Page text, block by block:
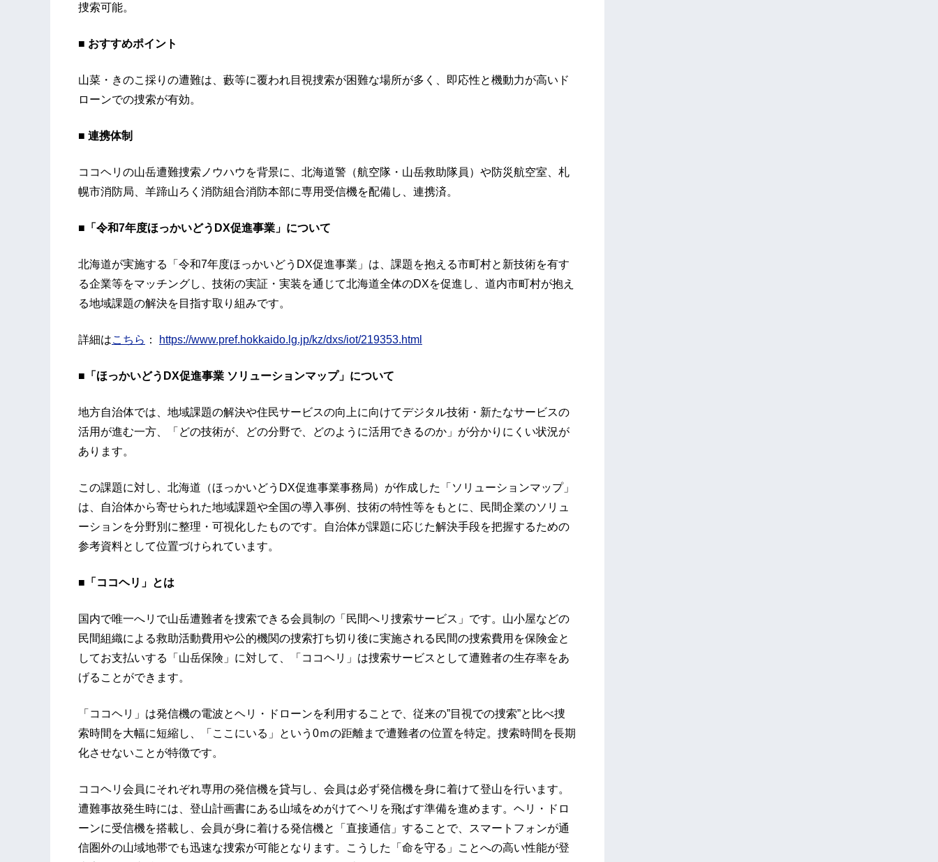
捜索可能。
■ おすすめポイント
山菜・きのこ採りの遭難は、藪等に覆われ目視捜索が困難な場所が多く、即応性と機動力が高いド
ローンでの捜索が有効。
■ 連携体制
ココヘリの山岳遭難捜索ノウハウを背景に、北海道警（航空隊・山岳救助隊員）や防災航空室、札
幌市消防局、羊蹄山ろく消防組合消防本部に専用受信機を配備し、連携済。
■「令和7年度ほっかいどうDX促進事業」について
北海道が実施する「令和7年度ほっかいどうDX促進事業」は、課題を抱える市町村と新技術を有す
る企業等をマッチングし、技術の実証・実装を通じて北海道全体のDXを促進し、道内市町村が抱え
る地域課題の解決を目指す取り組みです。
詳細はこちら ： https://www.pref.hokkaido.lg.jp/kz/dxs/iot/219353.html
■「ほっかいどうDX促進事業 ソリューションマップ」について
地方自治体では、地域課題の解決や住民サービスの向上に向けてデジタル技術・新たなサービスの
活用が進む一方、「どの技術が、どの分野で、どのように活用できるのか」が分かりにくい状況が
あります。
この課題に対し、北海道（ほっかいどうDX促進事業事務局）が作成した「ソリューションマップ」
は、自治体から寄せられた地域課題や全国の導入事例、技術の特性等をもとに、民間企業のソリュ
ーションを分野別に整理・可視化したものです。自治体が課題に応じた解決手段を把握するための
参考資料として位置づけられています。
■「ココヘリ」とは
国内で唯一へリで山岳遭難者を捜索できる会員制の「民間へリ捜索サービス」です。山小屋などの
民間組織による救助活動費用や公的機関の捜索打ち切り後に実施される民間の捜索費用を保険金と
してお支払いする「山岳保険」に対して、「ココヘリ」は捜索サービスとして遭難者の生存率をあ
げることができます。
「ココヘリ」は発信機の電波とヘリ・ドローンを利用することで、従来の”目視での捜索”と比べ捜
索時間を大幅に短縮し、「ここにいる」という0ｍの距離まで遭難者の位置を特定。捜索時間を長期
化させないことが特徴です。
ココヘリ会員にそれぞれ専用の発信機を貸与し、会員は必ず発信機を身に着けて登山を行います。
遭難事故発生時には、登山計画書にある山域をめがけてヘリを飛ばす準備を進めます。ヘリ・ドロ
ーンに受信機を搭載し、会員が身に着ける発信機と「直接通信」することで、スマートフォンが通
信圏外の山域地帯でも迅速な捜索が可能となります。こうした「命を守る」ことへの高い性能が登